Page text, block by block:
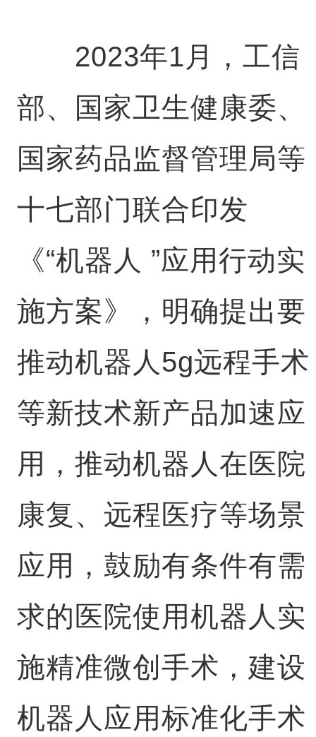
2023年1月，工信
部、国家卫生健康委、
国家药品监督管理局等
十七部门联合印发
《“机器人 ”应用行动实
施方案》，明确提出要
推动机器人5g远程手术
等新技术新产品加速应
用，推动机器人在医院
康复、远程医疗等场景
应用，鼓励有条件有需
求的医院使用机器人实
施精准微创手术，建设
机器人应用标准化手术